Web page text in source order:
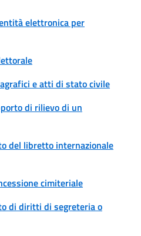
elettronica per
e atti di stato civile
di rilievo di un
del libretto internazionale
cimiteriale
di diritti di segreteria o